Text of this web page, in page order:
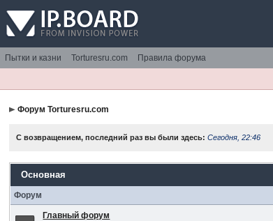
Пытки и казни Torturesru.com Правила форума
Форум Torturesru.com
С возвращением, последний раз вы были здесь:Сегодня, 22:46
Основная
Форум
Главный форум